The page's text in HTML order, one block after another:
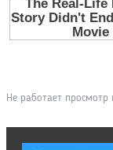
Не работает просмотр